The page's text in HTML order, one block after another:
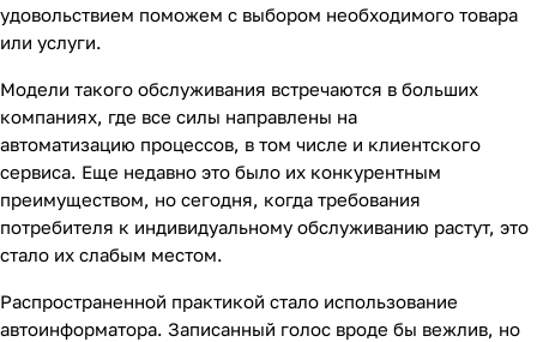
удовольствием поможем с выбором необходимого товара
или услуги.
Модели такого обслуживания встречаются в больших
компаниях, где все силы направлены на
автоматизацию процессов, в том числе и клиентского
сервиса. Еще недавно это было их конкурентным
преимуществом, но сегодня, когда требования
потребителя к индивидуальному обслуживанию растут, это
стало их слабым местом.
Распространенной практикой стало использование
автоинформатора. Записанный голос вроде бы вежлив, но